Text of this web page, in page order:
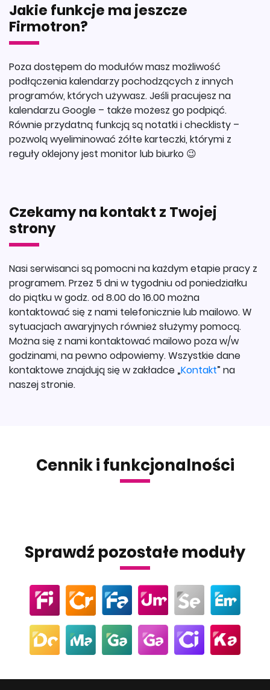
Jakie funkcje ma jeszcze
Firmotron?
Poza dostępem do modułów masz możliwość
podłączenia kalendarzy pochodzących z innych
programów, których używasz. Jeśli pracujesz na
kalendarzu Google – także możesz go podpiąć.
Równie przydatną funkcją są notatki i checklisty –
pozwolą wyeliminować żółte karteczki, którymi z
reguły oklejony jest monitor lub biurko 😉
Czekamy na kontakt z Twojej
strony
Nasi serwisanci są pomocni na każdym etapie pracy z
programem. Przez 5 dni w tygodniu od poniedziałku
do piątku w godz. od 8.00 do 16.00 można
kontaktować się z nami telefonicznie lub mailowo. W
sytuacjach awaryjnych również służymy pomocą.
Można się z nami kontaktować mailowo poza w/w
godzinami, na pewno odpowiemy. Wszystkie dane
kontaktowe znajdują się w zakładce „Kontakt” na
naszej stronie.
Cennik i funkcjonalności
Sprawdź pozostałe moduły